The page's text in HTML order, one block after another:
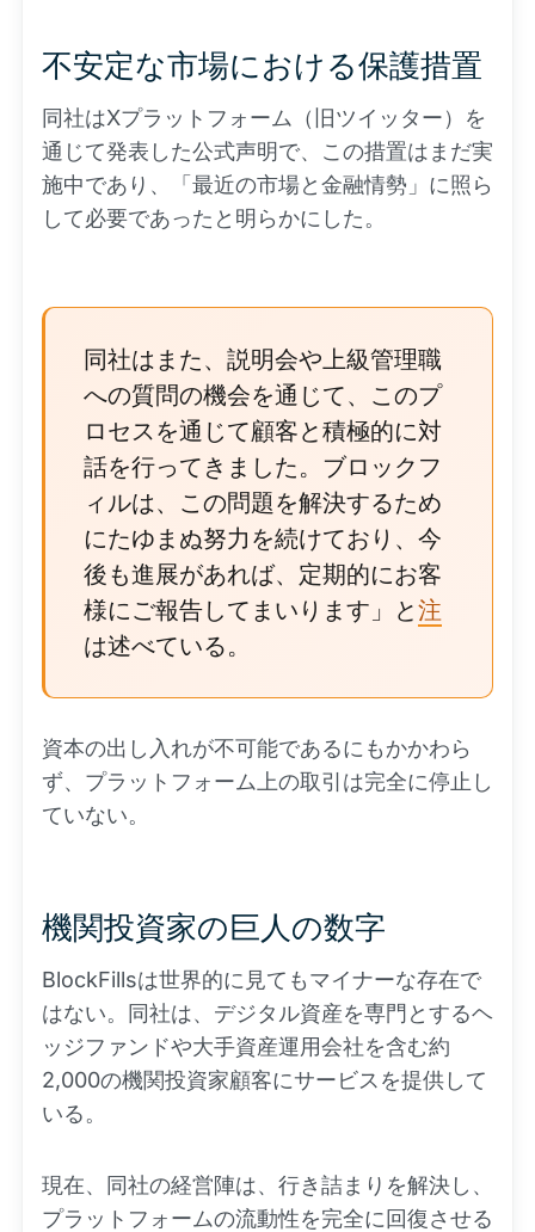
不安定な市場における保護措置
同社はXプラットフォーム（旧ツイッター）を
通じて発表した公式声明で、この措置はまだ実
施中であり、「最近の市場と金融情勢」に照ら
して必要であったと明らかにした。
同社はまた、説明会や上級管理職
への質問の機会を通じて、このプ
ロセスを通じて顧客と積極的に対
話を行ってきました。ブロックフ
ィルは、この問題を解決するため
にたゆまぬ努力を続けており、今
後も進展があれば、定期的にお客
様にご報告してまいります」と注
は述べている。
資本の出し入れが不可能であるにもかかわら
ず、プラットフォーム上の取引は完全に停止し
ていない。
機関投資家の巨人の数字
BlockFillsは世界的に見てもマイナーな存在で
はない。同社は、デジタル資産を専門とするヘ
ッジファンドや大手資産運用会社を含む約
2,000の機関投資家顧客にサービスを提供して
いる。
現在、同社の経営陣は、行き詰まりを解決し、
プラットフォームの流動性を完全に回復させる